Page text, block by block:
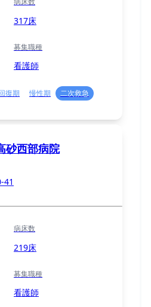
317床
募集職種
看護師
復期 慢性期
二次救急
砂西部病院
41
病床数
219床
募集職種
看護師